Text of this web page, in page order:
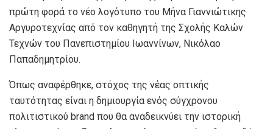
πρώτη φορά το νέο λογότυπο του Μήνα Γιαννιώτικης
Αργυροτεχνίας από τον καθηγητή της Σχολής Καλών
Τεχνών του Πανεπιστημίου Ιωαννίνων, Νικόλαο
Παπαδημητρίου.
Όπως αναφέρθηκε, στόχος της νέας οπτικής
ταυτότητας είναι η δημιουργία ενός σύγχρονου
πολιτιστικού brand που θα αναδεικνύει την ιστορική